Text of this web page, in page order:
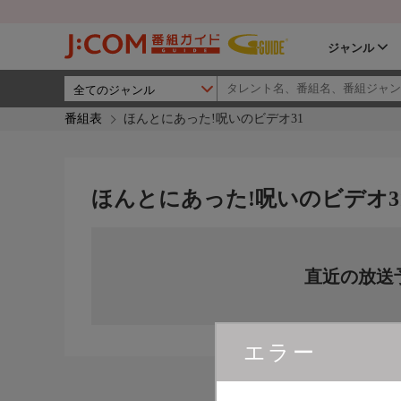
ジャンル
番組表 ほんとにあった!呪いのビデオ31
エラー
ほんとにあった!呪いのビデオ
直近の放送